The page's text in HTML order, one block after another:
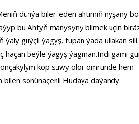
dünýä bilen eden ähtimiň nyşany
bu Ähtyň manysyny bilmek uçin
guýçli ýagyş, tupan ýada ullakan sili
haçan beýle ýagyş ýagman.Indi gämi
kop suwy olor ömründe hem
sonünaçenli Hudaýa daýandy.